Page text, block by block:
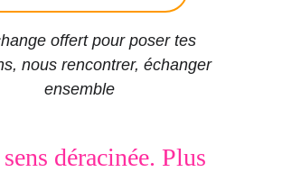
offert pour poser tes
nous rencontrer, échanger
ensemble
déracinée. Plus